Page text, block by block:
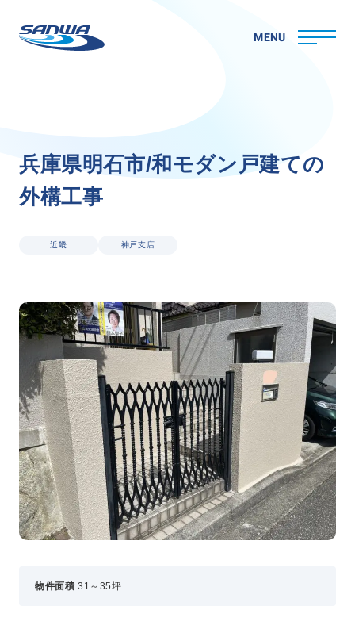
MENU
三和ペイントについて
理念
会社概要
CSR
事業・サービス
外壁塗装
屋根塗装
いえもる
外壁のミカタ（塗り替え相談所）
住まい探しのミカタ
施工事例
外壁セルフチェック
無料点検・お見積もり
採用情報
兵庫県明石市/和モダン 戸建ての
外構工事
近畿 神戸支店
物件面積 31～35坪